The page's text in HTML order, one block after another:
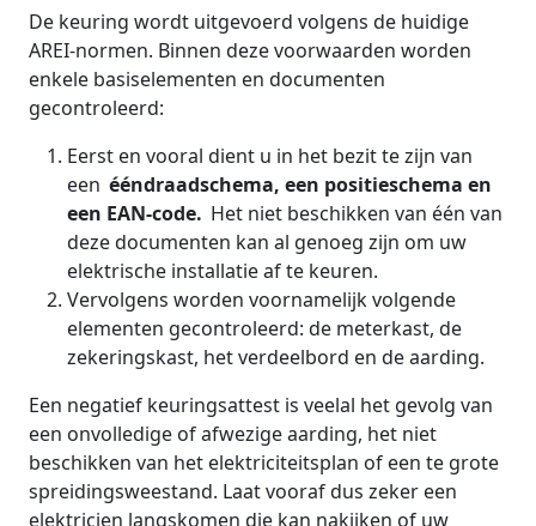
De keuring wordt uitgevoerd volgens de huidige
AREI-normen. Binnen deze voorwaarden worden
enkele basiselementen en documenten
gecontroleerd:
Eerst en vooral dient u in het bezit te zijn van
een ééndraadschema, een positieschema en
een EAN-code. Het niet beschikken van één van
deze documenten kan al genoeg zijn om uw
elektrische installatie af te keuren.
Vervolgens worden voornamelijk volgende
elementen gecontroleerd: de meterkast, de
zekeringskast, het verdeelbord en de aarding.
Een negatief keuringsattest is veelal het gevolg van
een onvolledige of afwezige aarding, het niet
beschikken van het elektriciteitsplan of een te grote
spreidingsweestand. Laat vooraf dus zeker een
elektricien langskomen die kan nakijken of uw